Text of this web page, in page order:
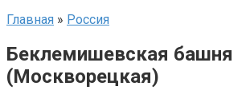
Главная » Россия
Беклемишевская башня
(Москворецкая)